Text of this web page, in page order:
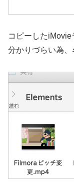
コピーした
分かりづらい為、